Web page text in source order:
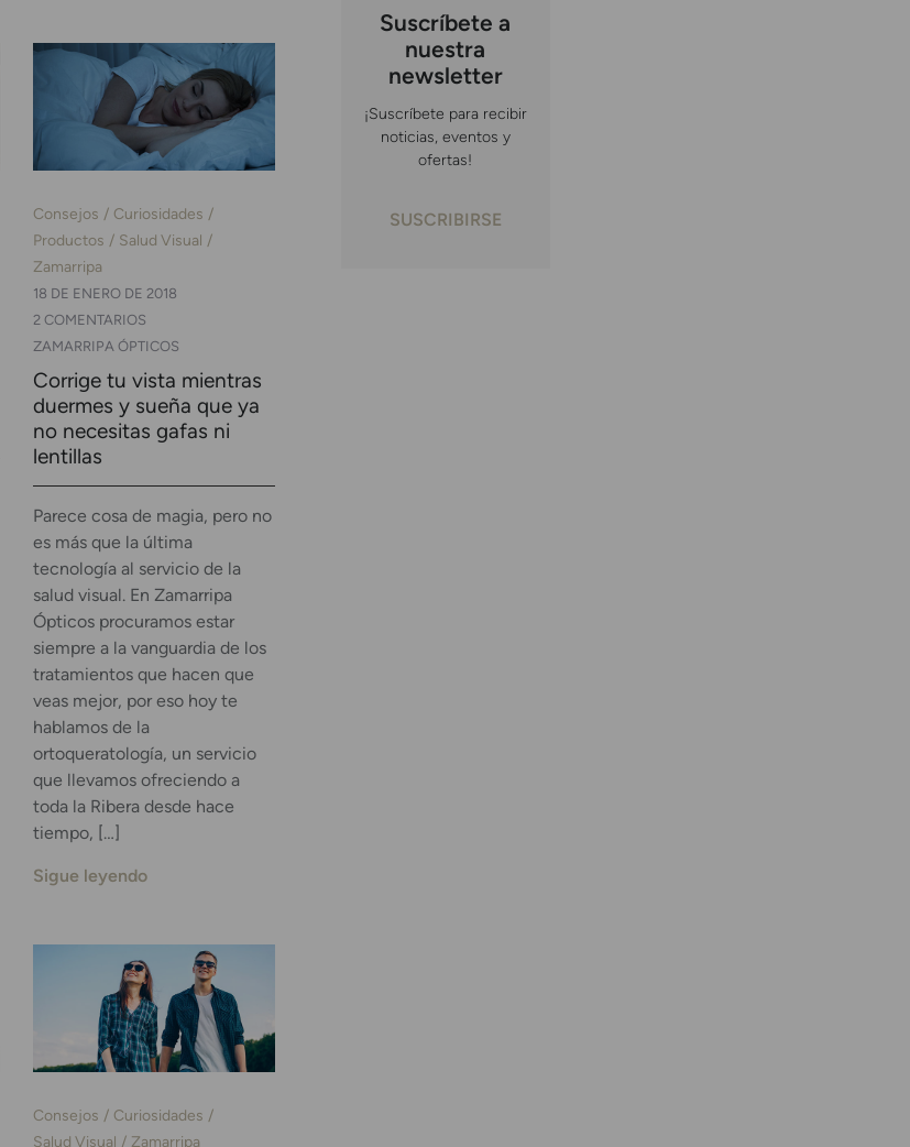
Consejos
Curiosidades
Productos
Salud Visual
Zamarripa
18 DE ENERO DE 2018
2 COMENTARIOS
ZAMARRIPA ÓPTICOS
Corrige tu vista mientras
duermes y sueña que ya
no necesitas gafas ni
lentillas
Parece cosa de magia, pero no
es más que la última
tecnología al servicio de la
salud visual. En Zamarripa
Ópticos procuramos estar
siempre a la vanguardia de los
tratamientos que hacen que
veas mejor, por eso hoy te
hablamos de la
ortoqueratología, un servicio
que llevamos ofreciendo a
toda la Ribera desde hace
tiempo, […]
Sigue leyendo
Consejos
Curiosidades
Salud Visual
Zamarripa
Suscríbete a
nuestra
newsletter
¡Suscríbete para recibir
noticias, eventos y
ofertas!
SUSCRIBIRSE